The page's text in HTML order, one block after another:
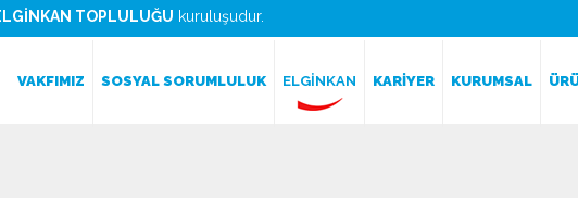
TOPLULUĞU kuruluşudur.
VAKFIMIZ SOSYAL SORUMLULUK ELGİNKAN KARİYER KURUMSAL